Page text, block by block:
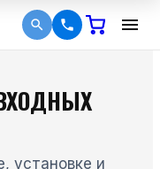
установке и